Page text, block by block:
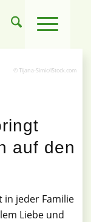
© Tijana-Simic/iStock.com
auf den
in jeder Familie
Liebe und